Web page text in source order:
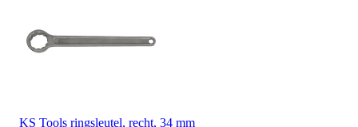
KS Tools ringsleutel, recht, 34 mm